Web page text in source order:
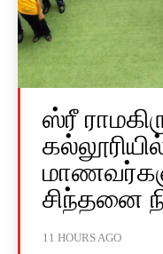
ஸ்ரீ
சிந்தனை
11 HOURS AGO